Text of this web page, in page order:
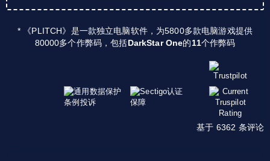
* 《PLITCH》是一款独立电脑软件，为5800多款电脑游戏提供
80000多个作弊码，包括DarkStar One的11个作弊码
基于 6362 条评论